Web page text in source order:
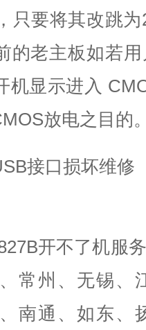
只要将其改跳为
的老主板如若
机显示进入
放电之目的
开不了机服
常州、无锡、
南通、如东、